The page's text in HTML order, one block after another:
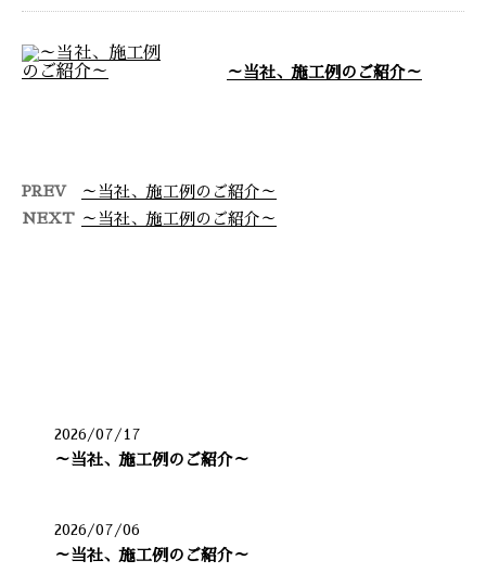
～当社、施工例のご紹介～
PREV ～当社、施工例のご紹介～
NEXT ～当社、施工例のご紹介～
2026/07/17
～当社、施工例のご紹介～
2026/07/06
～当社、施工例のご紹介～